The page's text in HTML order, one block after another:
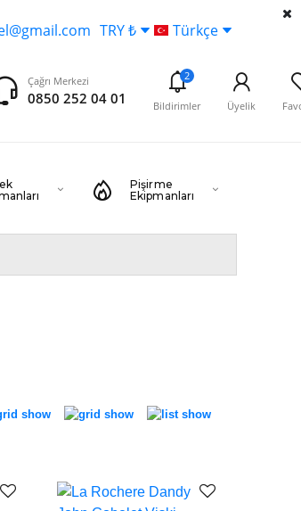
TRY ₺ Türkçe
Çağrı Merkezi
0850 252 04 01
2
Bildirimler Üyelik
Pişirme
Ekipmanları